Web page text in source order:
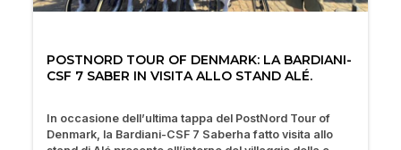
POSTNORD TOUR OF DENMARK: LA BARDIANI-
CSF 7 SABER IN VISITA ALLO STAND ALÉ.
In occasione dell’ultima tappa del PostNord Tour of
Denmark, la Bardiani-CSF 7 Saberha fatto visita allo